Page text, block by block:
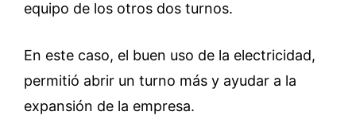
equipo de los otros dos turnos.
En este caso, el buen uso de la electricidad,
permitió abrir un turno más y ayudar a la
expansión de la empresa.